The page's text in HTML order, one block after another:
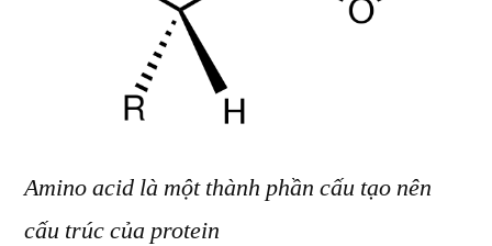
Amino acid là một thành phần cấu tạo nên
cấu trúc của protein